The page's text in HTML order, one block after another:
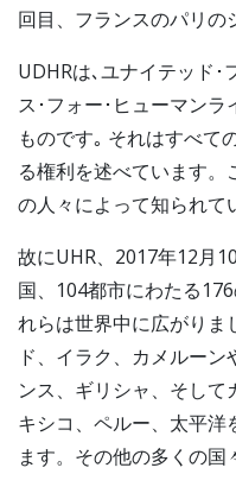
回目、フランスのパリの
UDHRは､ユナイテッド･
ス･フォー･ヒューマン
ものです｡ それはすべて
る権利を述べています
の人々によって知られて
故にUHR、2017年12月
国、104都市にわたる
れらは世界中に広がりま
ド、イラク、カメルー
ンス、ギリシャ、そして
キシコ、ペルー、太平洋
ます。その他の多くの国